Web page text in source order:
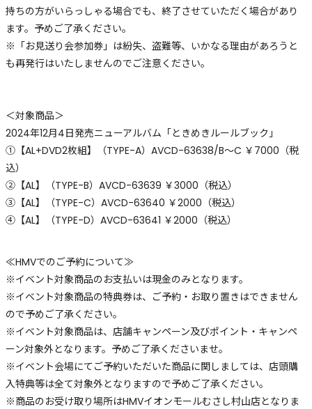
持ちの方がいらっしゃる場合でも、終了させていただく場合があり
ます。予めご了承ください。
※「お見送り会参加券」は紛失、盗難等、いかなる理由があろうと
も再発行はいたしませんのでご注意ください。
＜対象商品＞
2024年12月4日発売ニューアルバム「ときめきルールブック」
①【AL+DVD2枚組】（TYPE-A）AVCD-63638/B～C ￥7000（税
込）
②【AL】（TYPE-B）AVCD-63639 ￥3000（税込）
③【AL】（TYPE-C）AVCD-63640 ￥2000（税込）
④【AL】（TYPE-D）AVCD-63641 ￥2000（税込）
≪HMVでのご予約について≫
※イベント対象商品のお支払いは現金のみとなります。
※イベント対象商品の特典券は、ご予約・お取り置きはできません
ので予めご了承ください。
※イベント対象商品は、店舗キャンペーン及びポイント・キャンペ
ーン対象外となります。予めご了承くださいませ。
※イベント会場にてご予約いただいた商品に関しましては、店頭購
入特典等は全て対象外となりますので予めご了承ください。
※商品のお受け取り場所はHMVイオンモールむさし村山店となりま